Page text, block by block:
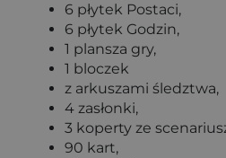
6 płytek Postaci,
6 płytek Godzin,
1 plansza gry,
1 bloczek
z arkuszami śledztwa,
4 zasłonki,
3 koperty ze
90 kart,